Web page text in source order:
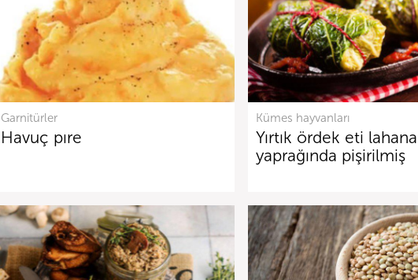
Garnitürler
Havuç pıre
Kümes hayvanları
Yırtık ördek eti lahana
yaprağında pişirilmiş